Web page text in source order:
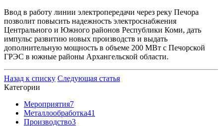
Ввод в работу линии электропередачи через реку Печора
позволит повысить надежность электроснабжения
Центрального и Южного районов Республики Коми, дать
импульс развитию новых производств и выдать
дополнительную мощность в объеме 200 МВт с Печорской
ГРЭС в южные районы Архангельской области.
Назад к списку Следующая статья
Категории
Мероприятия7
Металлообработка41
Производство3